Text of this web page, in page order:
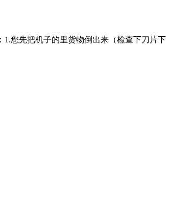
您先把机子的里货物倒出来（检查下刀片下